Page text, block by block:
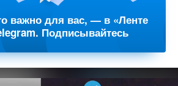
важно для вас, — в «Ленте
Подписывайтесь